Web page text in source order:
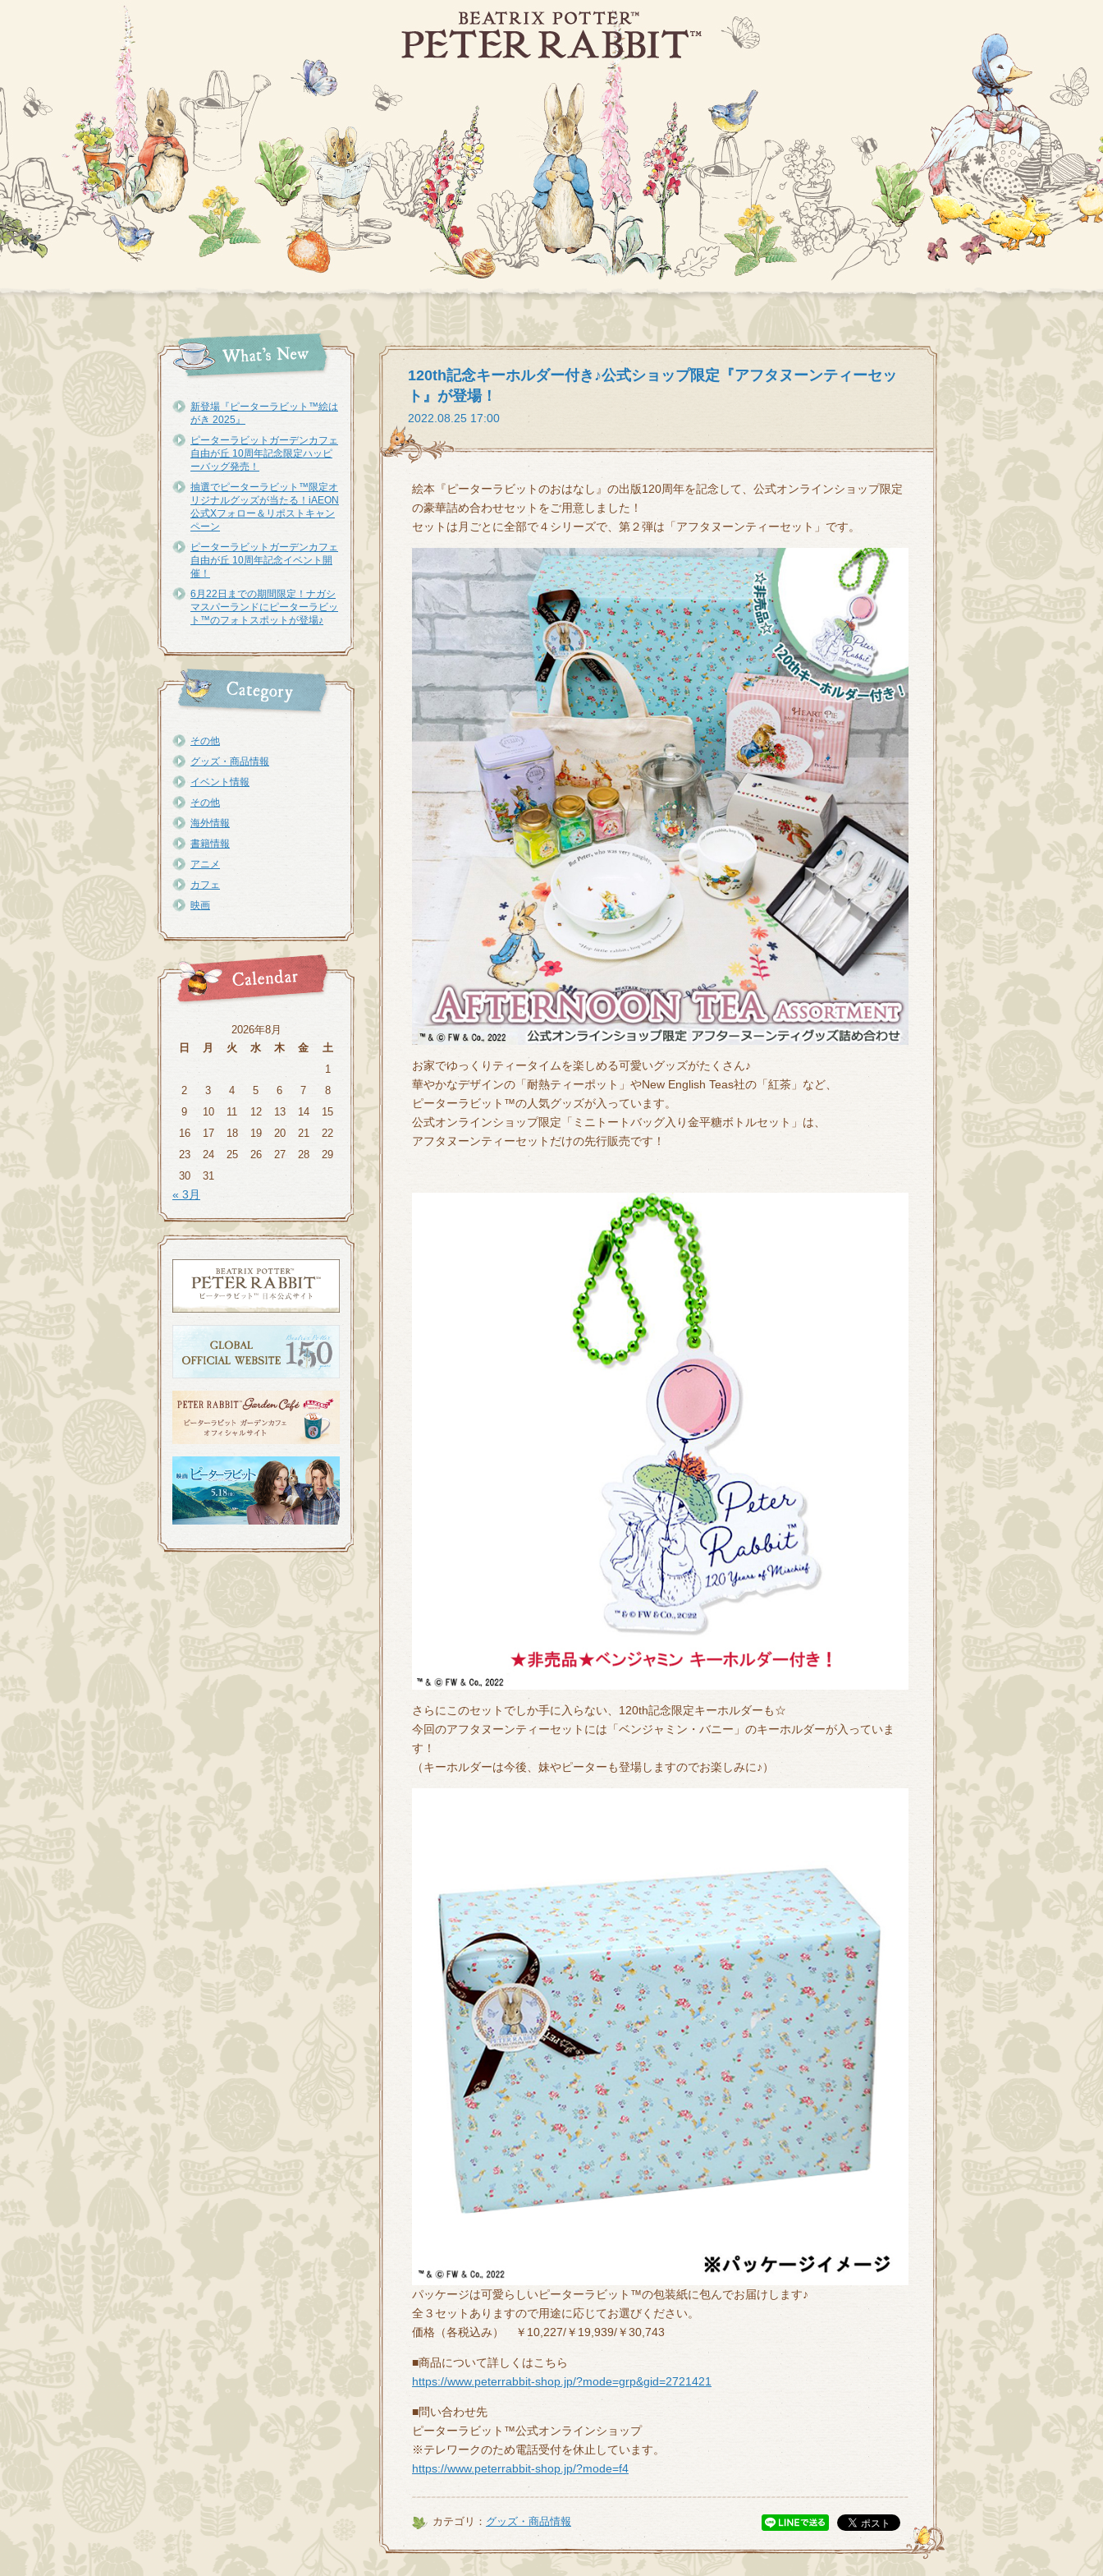
新登場『ピーターラビット™︎絵は
がき 2025』
ピーターラビットガーデンカフェ
自由が丘 10周年記念限定ハッピ
ーバッグ発売！
抽選でピーターラビット™限定オ
リジナルグッズが当たる！iAEON
公式Xフォロー＆リポストキャン
ペーン
ピーターラビットガーデンカフェ
自由が丘 10周年記念イベント開
催！
6月22日までの期間限定！ナガシ
マスパーランドにピーターラビッ
ト™のフォトスポットが登場♪
その他
グッズ・商品情報
イベント情報
その他
海外情報
書籍情報
アニメ
カフェ
映画
2026年8月
日
月 火 水 木 金
土
1
2
3 4 5 6 7
8
9
10 11 12 13 14
15
16
17 18 19 20 21
22
23
24 25 26 27 28
29
30
31
« 3月
120th記念キーホルダー付き♪公式ショップ限定『アフタヌーンティーセッ
ト』が登場！
2022.08.25 17:00
絵本『ピーターラビットのおはなし』の出版120周年を記念して、公式オンラインショップ限定
の豪華詰め合わせセットをご用意しました！
セットは月ごとに全部で４シリーズで、第２弾は「アフタヌーンティーセット」です。
お家でゆっくりティータイムを楽しめる可愛いグッズがたくさん♪
華やかなデザインの「耐熱ティーポット」やNew English Teas社の「紅茶」など、
ピーターラビット™の人気グッズが入っています。
公式オンラインショップ限定「ミニトートバッグ入り金平糖ボトルセット」は、
アフタヌーンティーセットだけの先行販売です！
さらにこのセットでしか手に入らない、120th記念限定キーホルダーも☆
今回のアフタヌーンティーセットには「ベンジャミン・バニー」のキーホルダーが入っていま
す！
（キーホルダーは今後、妹やピーターも登場しますのでお楽しみに♪）
パッケージは可愛らしいピーターラビット™の包装紙に包んでお届けします♪
全３セットありますので用途に応じてお選びください。
価格（各税込み） ￥10,227/￥19,939/￥30,743
■商品について詳しくはこちら
https://www.peterrabbit-shop.jp/?mode=grp&gid=2721421
■問い合わせ先
ピーターラビット™公式オンラインショップ
※テレワークのため電話受付を休止しています。
https://www.peterrabbit-shop.jp/?mode=f4
カテゴリ： グッズ・商品情報